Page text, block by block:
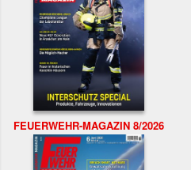
FEUERWEHR-MAGAZIN 8/2026